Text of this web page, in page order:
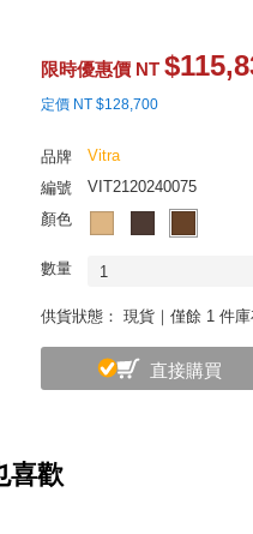
限時優惠價 NT
定價 NT $128,700
品牌
Vitra
編號
VIT2120240075
顏色
數量 1
供貨狀態： 現貨｜僅餘 1 件
直接購買
喜歡